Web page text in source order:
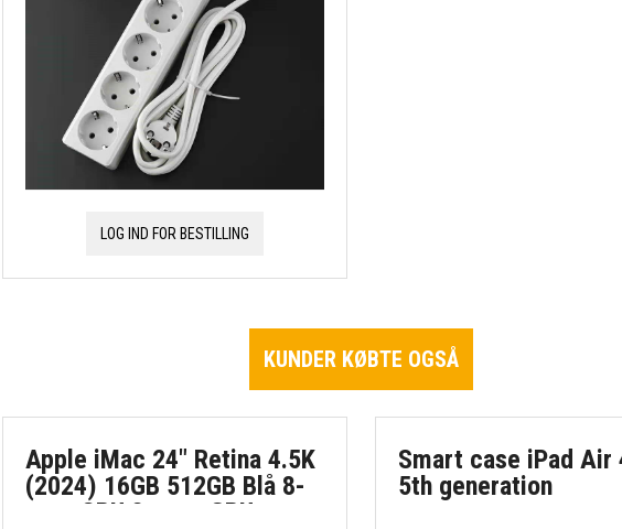
LOG IND FOR BESTILLING
KUNDER KØBTE OGSÅ
Apple iMac 24" Retina 4.5K
(2024) 16GB 512GB Blå 8-
core CPU 8-core GPU
Smart case iPad Air
5th generation